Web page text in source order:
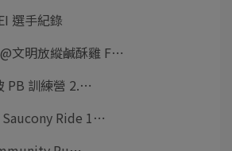
選手紀錄
文明放縱鹹酥雞 F⋯
PB 訓練營 2.⋯
Saucony Ride 1⋯